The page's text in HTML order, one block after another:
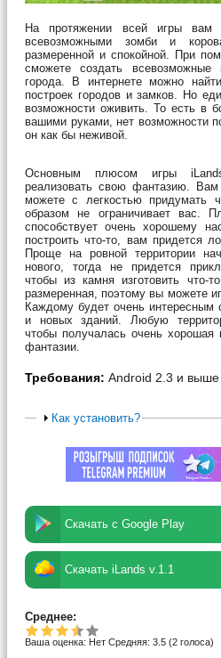
На протяжении всей игры вам
всевозможными зомби и
размеренной и спокойной. При
сможете создать
города. В интернете можно
построек городов и замков. Но
возможности оживить. То есть в
вашими руками, нет возможности
он как бы неживой.
Основным плюсом игры
реализовать свою фантазию.
можете с легкостью придумать
образом не ограничивает вас.
способствует очень хорошему
построить что-то, вам придется
Проще на ровной территории
нового, тогда не придется
чтобы из камня изготовить что-
размеренная, поэтому вы можете
Каждому будет очень интересным
и новых зданий. Любую
чтобы получалась очень
фантазии.
Требования: Android 2.3 и выше
Как установить?
Скачать с Google Play
Скачать iLands v.1.1
Среднее:
Ваша оценка: Нет Средняя: 3.5 (2 голоса)